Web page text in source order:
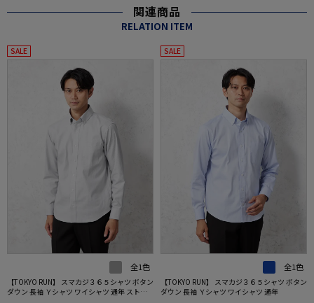
関連商品
RELATION ITEM
SALE
全1色
【TOKYO RUN】 スマカジ３６５シャツ ボタン
ダウン 長袖 Ｙシャツ ワイシャツ 通年 ストラ
SALE
全1色
【TOKYO RUN】 スマカジ３６５シャツ ボタン
ダウン 長袖 Ｙシャツ ワイシャツ 通年